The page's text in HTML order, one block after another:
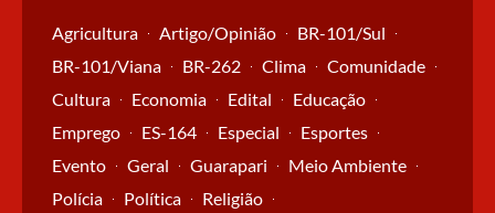
Agricultura Artigo/Opinião
BR-101/Sul
BR-101/Viana
BR-262 Clima
Comunidade
Cultura
Economia Edital
Educação
Emprego
ES-164 Especial
Esportes
Evento
Geral Guarapari
Meio Ambiente
Polícia
Política
Religião